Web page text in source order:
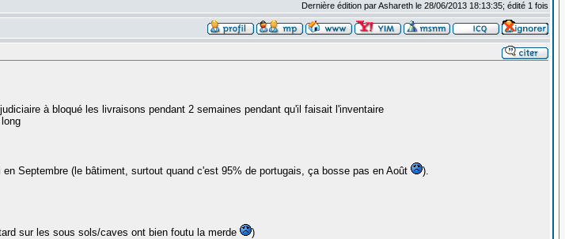
Dernière édition par Ashareth le 28/06/2013 18:13:35; édité 1 fois
à bloqué les livraisons pendant 2 semaines pendant qu'il faisait l'inventaire
Septembre (le bâtiment, surtout quand c'est 95% de portugais, ça bosse pas en Août
).
sur les sous sols/caves ont bien foutu la merde
)